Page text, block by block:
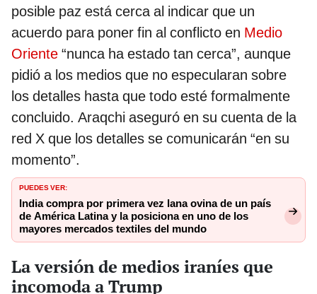
posible paz está cerca al indicar que un
acuerdo para poner fin al conflicto en Medio
Oriente “nunca ha estado tan cerca”, aunque
pidió a los medios que no especularan sobre
los detalles hasta que todo esté formalmente
concluido. Araqchi aseguró en su cuenta de la
red X que los detalles se comunicarán “en su
momento”.
PUEDES VER:
India compra por primera vez lana ovina de un país
de América Latina y la posiciona en uno de los
mayores mercados textiles del mundo
La versión de medios iraníes que
incomoda a Trump